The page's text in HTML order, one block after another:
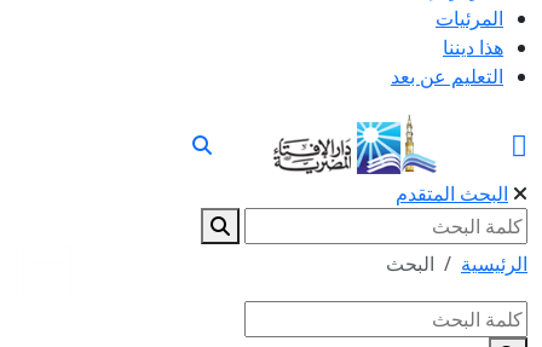
المرئيات
هذا ديننا
التعليم عن بعد
البحث المتقدم
الرئيسية البحث